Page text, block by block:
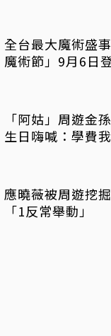
全台最大魔術盛
魔術節」9月6日
「阿姑」周遊金
生日嗨喊：學費
應曉薇被周遊挖
「1反常舉動」